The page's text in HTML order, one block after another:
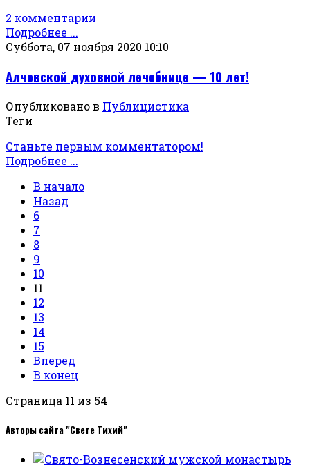
2 комментарии
Подробнее ...
Суббота, 07 ноября 2020 10:10
Алчевской духовной лечебнице — 10 лет!
Опубликовано в Публицистика
Теги
Станьте первым комментатором!
Подробнее ...
В начало
Назад
6
7
8
9
10
11
12
13
14
15
Вперед
В конец
Страница 11 из 54
Авторы сайта "Свете Тихий"